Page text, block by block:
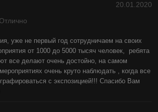
20.01.2020
Отлично
уже не первый год сотрудничаем на своих
от 1000 до 5000 тысяч человек,  ребята
все делают очень достойно, на самом
очень круто наблюдать , когда все
с экспозицией!!! Спасибо Вам